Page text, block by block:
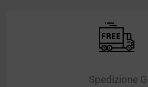
Spedizione